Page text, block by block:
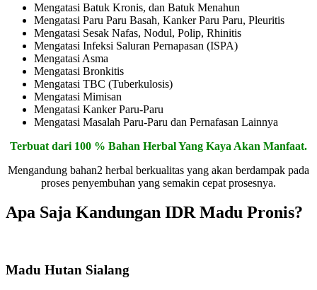
Mengatasi Batuk Kronis, dan Batuk Menahun
Mengatasi Paru Paru Basah, Kanker Paru Paru, Pleuritis
Mengatasi Sesak Nafas, Nodul, Polip, Rhinitis
Mengatasi Infeksi Saluran Pernapasan (ISPA)
Mengatasi Asma
Mengatasi Bronkitis
Mengatasi TBC (Tuberkulosis)
Mengatasi Mimisan
Mengatasi Kanker Paru-Paru
Mengatasi Masalah Paru-Paru dan Pernafasan Lainnya
Terbuat dari 100 % Bahan Herbal Yang Kaya Akan Manfaat.
Mengandung bahan2 herbal berkualitas yang akan berdampak pada
proses penyembuhan yang semakin cepat prosesnya.
Apa Saja Kandungan IDR Madu Pronis?
Madu Hutan Sialang